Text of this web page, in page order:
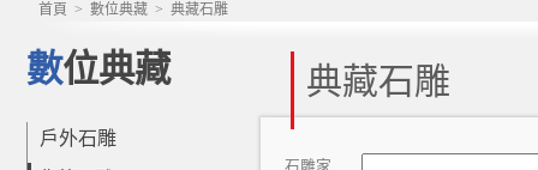
首頁 > 數位典藏 > 典藏石雕
數位典藏
戶外石雕
典藏石雕
石雕家